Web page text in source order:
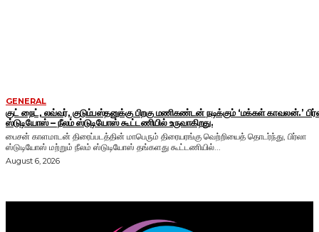
GENERAL
குட் நைட், லவ்வர், குடும்பஸ்தனுக்கு பிறகு மணிகண்டன் நடிக்கும் ‘மக்கள் காவலன்.’
ஸ்டுடியோஸ் – நீலம் ஸ்டுடியோஸ் கூட்டணியில் உருவாகிறது.
பைசன் காளமாடன் திரைப்படத்தின் மாபெரும் திரையரங்கு வெற்றியைத் தொடர்ந்து, பிர்லா
ஸ்டுடியோஸ் மற்றும் நீலம் ஸ்டுடியோஸ் தங்களது கூட்டணியில்...
August 6, 2026